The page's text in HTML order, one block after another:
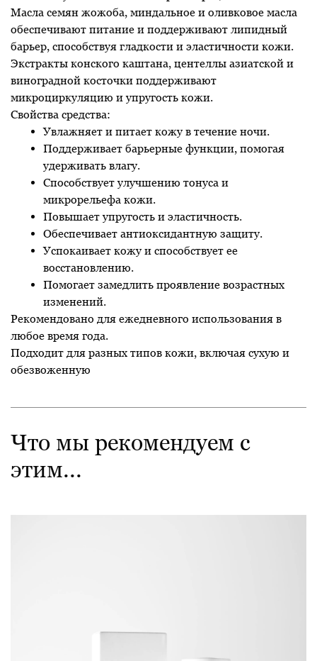
Масла семян жожоба, миндальное и оливковое масла
обеспечивают питание и поддерживают липидный
барьер, способствуя гладкости и эластичности кожи.
Экстракты конского каштана, центеллы азиатской и
виноградной косточки поддерживают
микроциркуляцию и упругость кожи.
Свойства средства:
Увлажняет и питает кожу в течение ночи.
Поддерживает барьерные функции, помогая
удерживать влагу.
Способствует улучшению тонуса и
микрорельефа кожи.
Повышает упругость и эластичность.
Обеспечивает антиоксидантную защиту.
Успокаивает кожу и способствует ее
восстановлению.
Помогает замедлить проявление возрастных
изменений.
Рекомендовано для ежедневного использования в
любое время года.
Подходит для разных типов кожи, включая сухую и
обезвоженную
Что мы рекомендуем с
этим...